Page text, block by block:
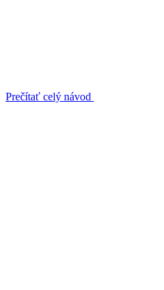
Prečítať celý návod